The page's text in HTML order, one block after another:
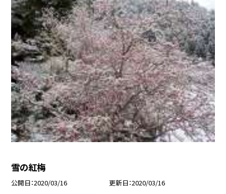
雪の紅梅
公開日 2020/03/16 更新日 2020/03/16